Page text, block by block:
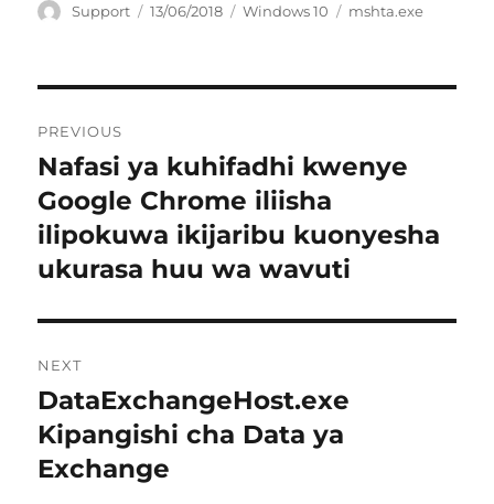
Author
Support
Posted
13/06/2018 Categories
Windows 10 Tags
mshta.exe
navigation
PREVIOUS
Previous
post:
Nafasi ya kuhifadhi kwenye
Google Chrome iliisha
ilipokuwa ikijaribu kuonyesha
ukurasa huu wa wavuti
NEXT
Next
post:
DataExchangeHost.exe
Kipangishi cha Data ya
Exchange